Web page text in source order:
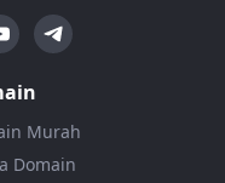
Murah
Domain